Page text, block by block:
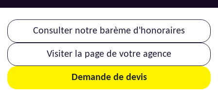
Consulter notre barème d'honoraires
Visiter la page de votre agence
Demande de devis